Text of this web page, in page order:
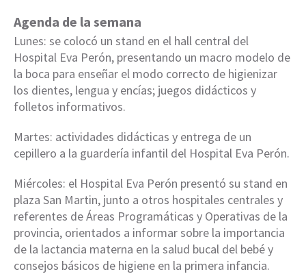
Agenda de la semana
Lunes: se colocó un stand en el hall central del
Hospital Eva Perón, presentando un macro modelo de
la boca para enseñar el modo correcto de higienizar
los dientes, lengua y encías; juegos didácticos y
folletos informativos.
Martes: actividades didácticas y entrega de un
cepillero a la guardería infantil del Hospital Eva Perón.
Miércoles: el Hospital Eva Perón presentó su stand en
plaza San Martin, junto a otros hospitales centrales y
referentes de Áreas Programáticas y Operativas de la
provincia, orientados a informar sobre la importancia
de la lactancia materna en la salud bucal del bebé y
consejos básicos de higiene en la primera infancia.